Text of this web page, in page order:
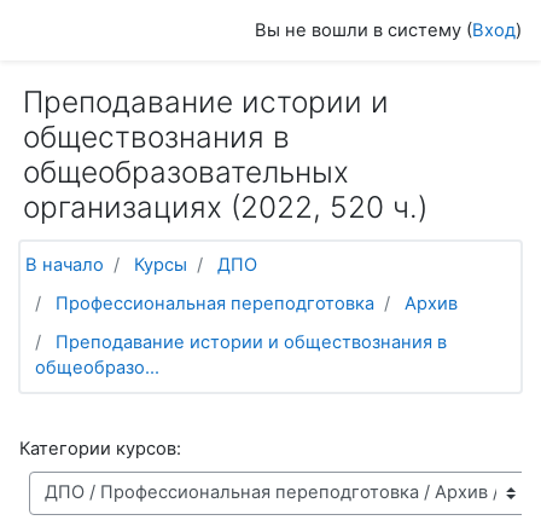
Вы не вошли в систему (Вход)
Преподавание истории и
обществознания в
общеобразовательных
организациях (2022, 520 ч.)
В начало Курсы
ДПО
Профессиональная переподготовка
Архив
Преподавание истории и обществознания в
общеобразо...
Категории курсов: